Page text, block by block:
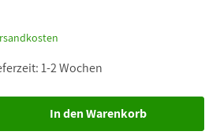
1-2 Wochen
In den Warenkorb